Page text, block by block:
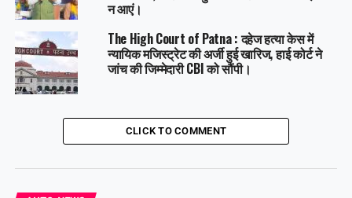
न आएं।
The High Court of Patna : दहेज हत्या केस में
न्यायिक मजिस्ट्रेट की अर्जी हुई खारिज, हाई कोर्ट ने
जांच की जिम्मेदारी CBI को सौंपी।
CLICK TO COMMENT